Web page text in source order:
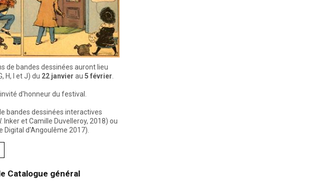
de bandes dessinées auront lieu
H, I et J) du 22 janvier au 5 février
d'honneur du festival.
bandes dessinées interactives
Inker et Camille Duvelleroy, 2018) ou
Digital d'Angoulême 2017).
Catalogue général